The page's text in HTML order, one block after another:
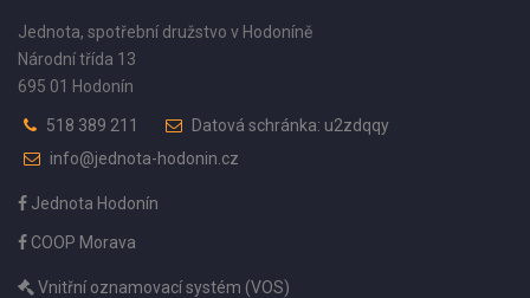
Jednota, spotřební družstvo v Hodoníně
Národní třída 13
695 01 Hodonín
518 389 211
Datová schránka: u2zdqqy
info@jednota-hodonin.cz
Jednota Hodonín
COOP Morava
Vnitřní oznamovací systém (VOS)